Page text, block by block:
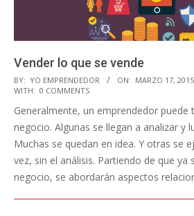
Vender lo que se vende
2015-
03-
17
BY: YO EMPRENDEDOR ON: MARZO 17, 2015
WITH: 0 COMMENTS
Generalmente, un emprendedor puede
negocio. Algunas se llegan a analizar y
Muchas se quedan en idea. Y otras se
vez, sin el análisis. Partiendo de que ya
negocio, se abordarán aspectos